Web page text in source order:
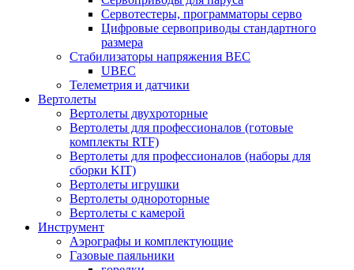
Сервотестеры, программаторы серво
Цифровые сервоприводы стандартного
размера
Стабилизаторы напряжения BEC
UBEC
Телеметрия и датчики
Вертолеты
Вертолеты двухроторные
Вертолеты для профессионалов (готовые
комплекты RTF)
Вертолеты для профессионалов (наборы для
сборки KIT)
Вертолеты игрушки
Вертолеты однороторные
Вертолеты с камерой
Инструмент
Аэрографы и комплектующие
Газовые паяльники